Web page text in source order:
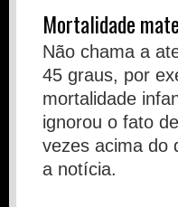
Mortalidade
Não chama a
45 graus, por
mortalidade
ignorou o fato
vezes acima do
a notícia.